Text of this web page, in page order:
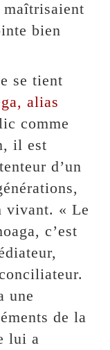
maîtrisaient
bien
se tient
alias
comme
il est
d’un
vivant. « Le
c’est
une
de la
lui a